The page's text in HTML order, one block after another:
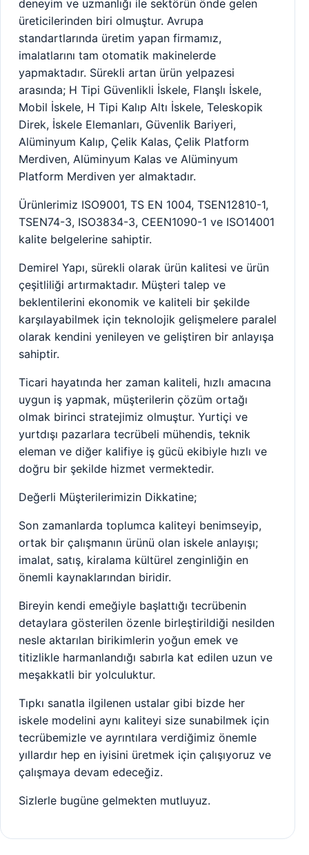
deneyim ve uzmanlığı ile sektörün önde gelen
üreticilerinden biri olmuştur. Avrupa
standartlarında üretim yapan firmamız,
imalatlarını tam otomatik makinelerde
yapmaktadır. Sürekli artan ürün yelpazesi
arasında; H Tipi Güvenlikli İskele, Flanşlı İskele,
Mobil İskele, H Tipi Kalıp Altı İskele, Teleskopik
Direk, İskele Elemanları, Güvenlik Bariyeri,
Alüminyum Kalıp, Çelik Kalas, Çelik Platform
Merdiven, Alüminyum Kalas ve Alüminyum
Platform Merdiven yer almaktadır.
Ürünlerimiz ISO9001, TS EN 1004, TSEN12810-1,
TSEN74-3, ISO3834-3, CEEN1090-1 ve ISO14001
kalite belgelerine sahiptir.
Demirel Yapı, sürekli olarak ürün kalitesi ve ürün
çeşitliliği artırmaktadır. Müşteri talep ve
beklentilerini ekonomik ve kaliteli bir şekilde
karşılayabilmek için teknolojik gelişmelere paralel
olarak kendini yenileyen ve geliştiren bir anlayışa
sahiptir.
Ticari hayatında her zaman kaliteli, hızlı amacına
uygun iş yapmak, müşterilerin çözüm ortağı
olmak birinci stratejimiz olmuştur. Yurtiçi ve
yurtdışı pazarlara tecrübeli mühendis, teknik
eleman ve diğer kalifiye iş gücü ekibiyle hızlı ve
doğru bir şekilde hizmet vermektedir.
Değerli Müşterilerimizin Dikkatine;
Son zamanlarda toplumca kaliteyi benimseyip,
ortak bir çalışmanın ürünü olan iskele anlayışı;
imalat, satış, kiralama kültürel zenginliğin en
önemli kaynaklarından biridir.
Bireyin kendi emeğiyle başlattığı tecrübenin
detaylara gösterilen özenle birleştirildiği nesilden
nesle aktarılan birikimlerin yoğun emek ve
titizlikle harmanlandığı sabırla kat edilen uzun ve
meşakkatli bir yolculuktur.
Tıpkı sanatla ilgilenen ustalar gibi bizde her
iskele modelini aynı kaliteyi size sunabilmek için
tecrübemizle ve ayrıntılara verdiğimiz önemle
yıllardır hep en iyisini üretmek için çalışıyoruz ve
çalışmaya devam edeceğiz.
Sizlerle bugüne gelmekten mutluyuz.